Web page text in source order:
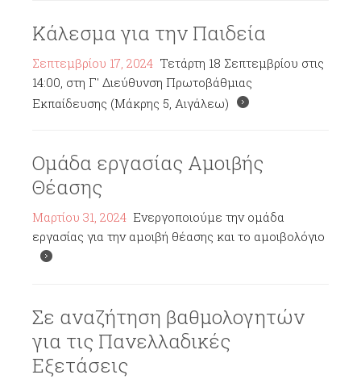
Κάλεσμα για την Παιδεία
Σεπτεμβρίου 17, 2024 Τετάρτη 18 Σεπτεμβρίου στις
14:00, στη Γ' Διεύθυνση Πρωτοβάθμιας
Εκπαίδευσης (Μάκρης 5, Αιγάλεω)
Ομάδα εργασίας Αμοιβής
Θέασης
Μαρτίου 31, 2024 Ενεργοποιούμε την ομάδα
εργασίας για την αμοιβή θέασης και το αμοιβολόγιο
Σε αναζήτηση βαθμολογητών
για τις Πανελλαδικές
Εξετάσεις